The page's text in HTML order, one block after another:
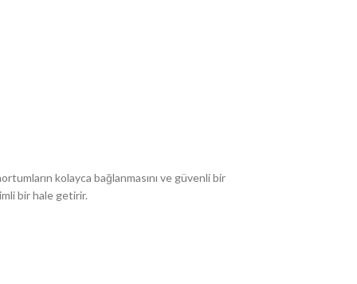
kolayca bağlanmasını ve güvenli bir
bir hale getirir.